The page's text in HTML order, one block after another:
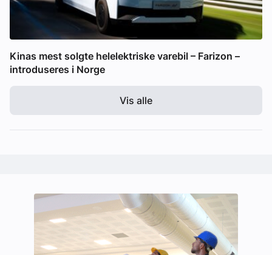
Kinas mest solgte helelektriske varebil – Farizon –
introduseres i Norge
Vis alle